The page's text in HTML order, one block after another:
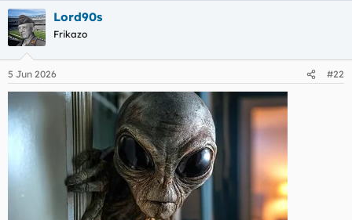
Lord90s
Frikazo
5 Jun 2026 #22